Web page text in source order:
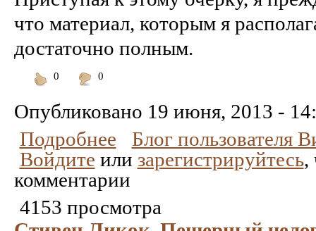
что материал, которым я
достаточно полным.
0
0
Опубликовано 19 июня, 2013 -
Подробнее
Блог пользователя
Войдите или зарегистрируйтесь,
комментарии
4153 просмотра